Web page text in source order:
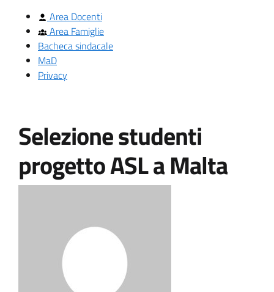
Area Docenti
Area Famiglie
Bacheca sindacale
MaD
Privacy
Selezione studenti
progetto ASL a Malta